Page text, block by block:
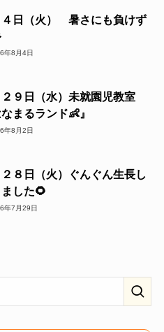
４日（火） 暑さにも負けず
年8月4日
２９日（水）未就園児教室
なまるランド👶』
年8月2日
２８日（火）ぐんぐん生長し
した🌻
年7月29日